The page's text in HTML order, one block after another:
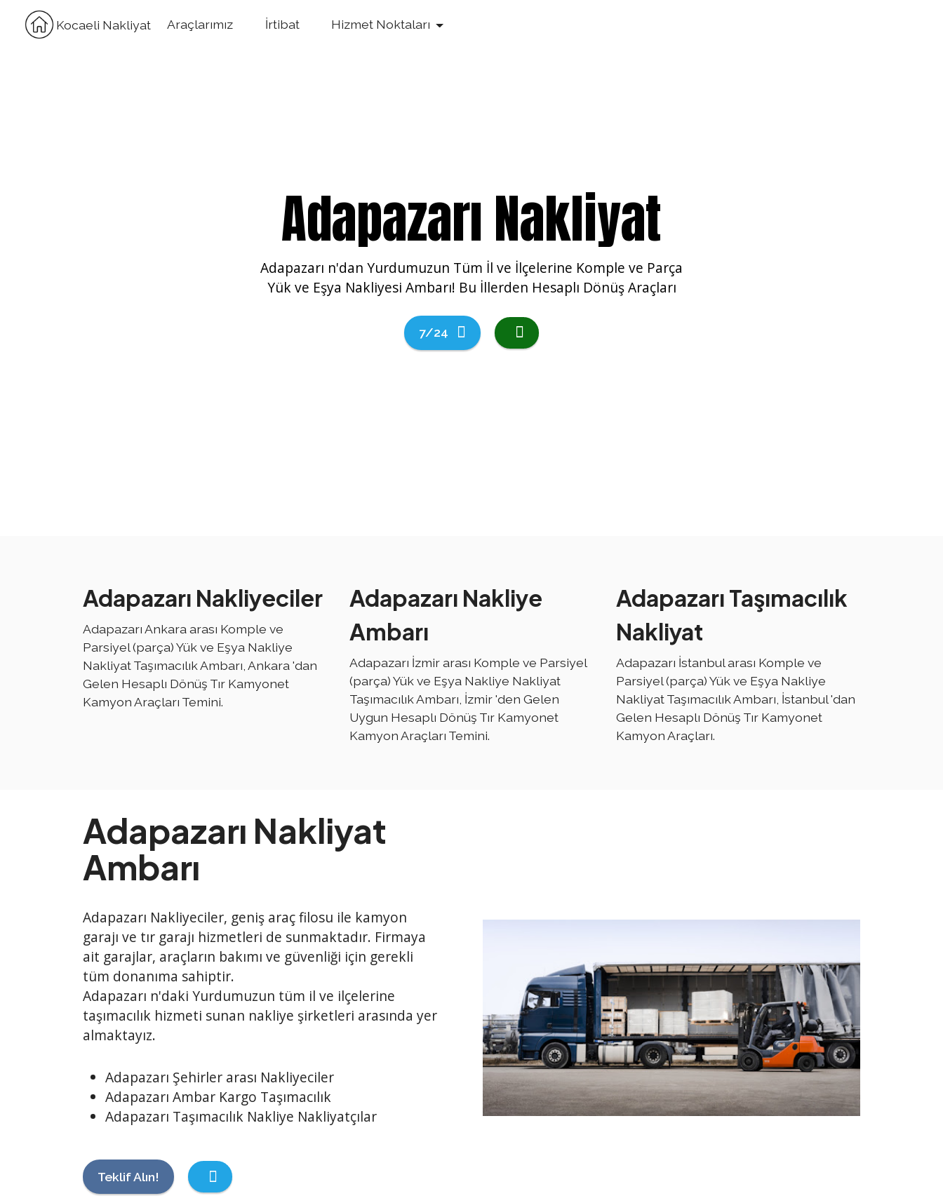
Kocaeli Nakliyat Araçlarımız İrtibat Hizmet Noktaları
Adapazarı Nakliyat
Adapazarı n'dan Yurdumuzun Tüm İl ve İlçelerine Komple ve Parça
Yük ve Eşya Nakliyesi Ambarı! Bu İllerden Hesaplı Dönüş Araçları
7/24
Adapazarı Nakliyeciler
Adapazarı Ankara arası Komple ve
Parsiyel (parça) Yük ve Eşya Nakliye
Nakliyat Taşımacılık Ambarı, Ankara 'dan
Gelen Hesaplı Dönüş Tır Kamyonet
Kamyon Araçları Temini.
Adapazarı Nakliye
Ambarı
Adapazarı İzmir arası Komple ve Parsiyel
(parça) Yük ve Eşya Nakliye Nakliyat
Taşımacılık Ambarı, İzmir 'den Gelen
Uygun Hesaplı Dönüş Tır Kamyonet
Kamyon Araçları Temini.
Adapazarı Taşımacılık
Nakliyat
Adapazarı İstanbul arası Komple ve
Parsiyel (parça) Yük ve Eşya Nakliye
Nakliyat Taşımacılık Ambarı, İstanbul 'dan
Gelen Hesaplı Dönüş Tır Kamyonet
Kamyon Araçları.
Adapazarı Nakliyat
Ambarı
Adapazarı Nakliyeciler, geniş araç filosu ile kamyon
garajı ve tır garajı hizmetleri de sunmaktadır. Firmaya
ait garajlar, araçların bakımı ve güvenliği için gerekli
tüm donanıma sahiptir.
Adapazarı n'daki Yurdumuzun tüm il ve ilçelerine
taşımacılık hizmeti sunan nakliye şirketleri arasında yer
almaktayız.
Adapazarı Şehirler arası Nakliyeciler
Adapazarı Ambar Kargo Taşımacılık
Adapazarı Taşımacılık Nakliye Nakliyatçılar
Teklif Alın!